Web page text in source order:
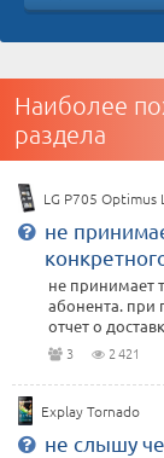
Наиболее
раздела
LG P705 Optimus
не
не принимает
абонента. при
отчет о
3 2 421
Explay Tornado
не слышу